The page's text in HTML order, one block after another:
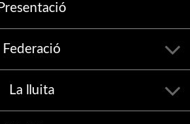
Presentació
Federació
La lluita